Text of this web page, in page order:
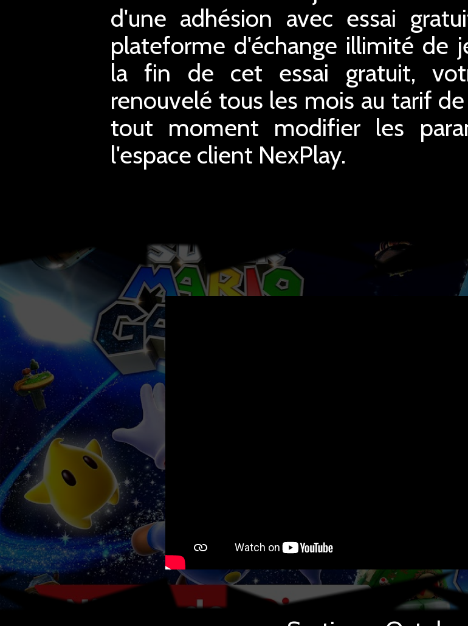
d'une adhésion avec essai
plateforme d'échange illimité de
la fin de cet essai gratuit,
renouvelé tous les mois au tarif
tout moment modifier les
l'espace client NexPlay.